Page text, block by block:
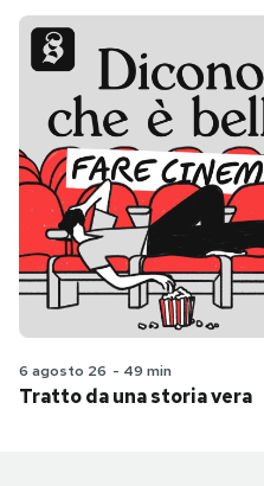
6 agosto 26 - 49 min
Tratto da una storia vera